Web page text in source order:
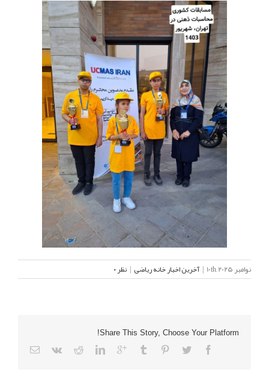
نوامبر 10th, 2025 | آخرین اخبار خانه ریاضی | نظر ۰
Share This Story, Choose Your Platform!